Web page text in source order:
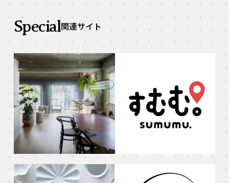
Special関連サイト